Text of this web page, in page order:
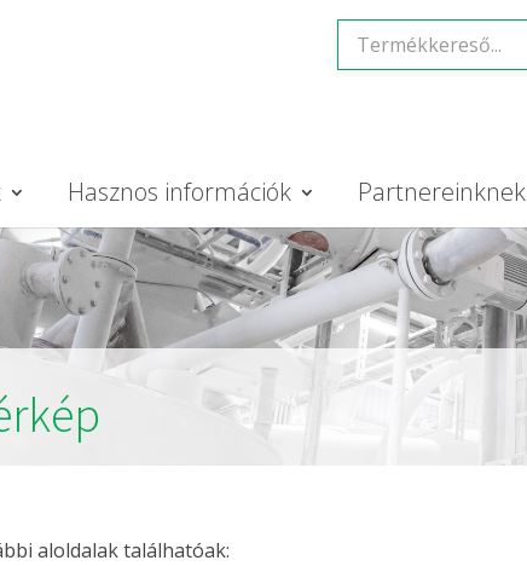
Hasznos információk Partnereinknek
aloldalak találhatóak: